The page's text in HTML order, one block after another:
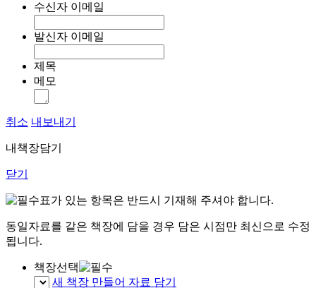
수신자 이메일
발신자 이메일
제목
메모
취소 내보내기
내책장담기
닫기
표가 있는 항목은 반드시 기재해 주셔야 합니다.
동일자료를 같은 책장에 담을 경우 담은 시점만 최신으로 수정
됩니다.
책장선택
새 책장 만들어 자료 담기